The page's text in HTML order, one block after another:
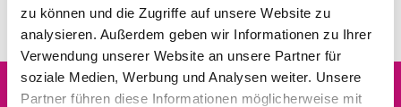
zu können und die Zugriffe auf unsere Website zu
analysieren. Außerdem geben wir Informationen zu Ihrer
Verwendung unserer Website an unsere Partner für
soziale Medien, Werbung und Analysen weiter. Unsere
Partner führen diese Informationen möglicherweise mit